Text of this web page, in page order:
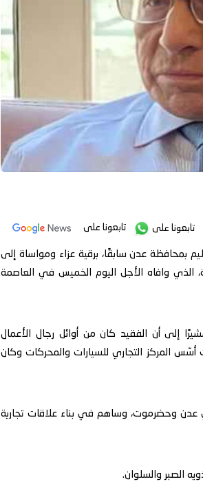
تابعونا على تابعونا على
بمحافظة عدن سابقًا، برقية عزاء ومواساة إلى
الذي وافاه الأجل اليوم الخميس في العاصمة
إلى أن الفقيد كان من أوائل رجال الأعمال
أسّس المركز التجاري للسيارات والمحركات وكان
عدن وحضرموت، وساهم في بناء علاقات تجارية
الصبر والسلوان.